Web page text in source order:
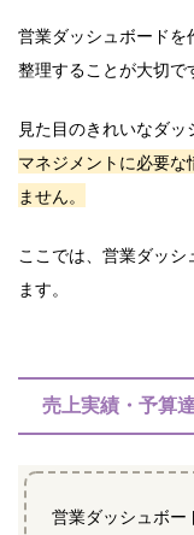
営業ダッシュボード
整理することが大切で
見た目のきれいなダッ
マネジメントに必要
ません。
ここでは、営業ダッ
ます。
売上実績・予算
営業ダッシュボー